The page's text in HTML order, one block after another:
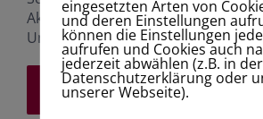
Aktualisierung werden bzgl.
Umfang mit dem Auftraggeber
ANFRAGE STARTEN
eingesetzten Arten von
und deren Einstellungen
können die Einstellungen
aufrufen und Cookies auch
jederzeit abwählen (z.B. in der
Datenschutzerklärung oder
unserer Webseite).